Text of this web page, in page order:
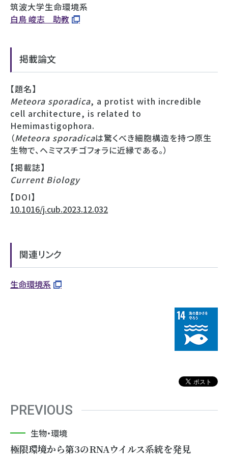
筑波大学生命環境系
⽩⿃ 峻志 助教
掲載論文
【題名】
Meteora sporadica, a protist with incredible
cell architecture, is related to
Hemimastigophora.
（Meteora sporadicaは驚くべき細胞構造を持つ原⽣
⽣物で、ヘミマスチゴフォラに近縁である。）
【掲載誌】
Current Biology
【DOI】
10.1016/j.cub.2023.12.032
関連リンク
生命環境系
PREVIOUS
生物・環境
極限環境から第3のRNAウイルス系統を発見